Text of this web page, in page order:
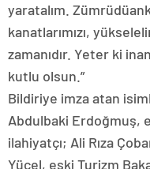
yaratalım.
kanatlarımızı,
zamanıdır. Yeter ki
kutlu olsun.”
Bildiriye imza atan
Abdulbaki Erdoğmuş,
ilahiyatçı; Ali Rıza
Yücel, eski Turizm